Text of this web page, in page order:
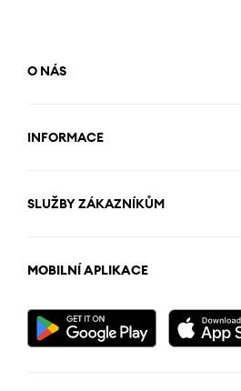
O NÁS
INFORMACE
SLUŽBY ZÁKAZNÍKŮM
MOBILNÍ APLIKACE